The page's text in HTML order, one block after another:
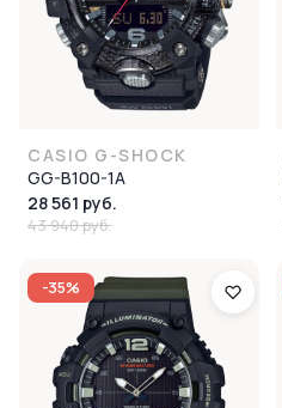
CASIO G-SHOCK
GG-B100-1A
28 561 руб.
43 940 руб.
-35%